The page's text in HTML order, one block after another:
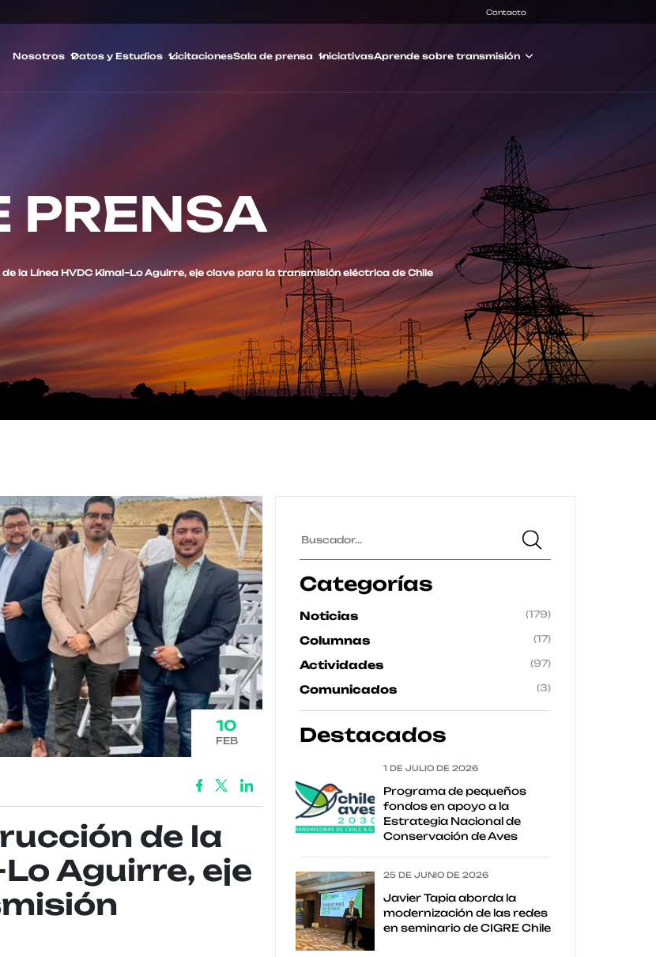
Contacto
Nosotros Datos y Estudios LicitacionesSala de prensa IniciativasAprende sobre transmisión
PRENSA
la Línea HVDC Kimal–Lo Aguirre, eje clave para la transmisión eléctrica de Chile
10
FEB
de la
Aguirre, eje
Categorías
Noticias (179)
Columnas (17)
Actividades (97)
Comunicados (3)
Destacados
1 DE JULIO DE 2026
Programa de pequeños
fondos en apoyo a la
Estrategia Nacional de
Conservación de Aves
25 DE JUNIO DE 2026
Javier Tapia aborda la
modernización de las redes
en seminario de CIGRE Chile